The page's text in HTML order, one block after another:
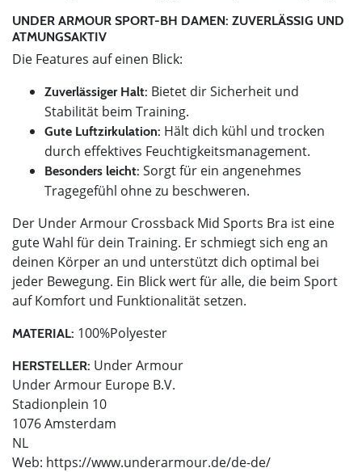
UNDER ARMOUR SPORT-BH DAMEN: ZUVERLÄSSIG UND
ATMUNGSAKTIV
Die Features auf einen Blick:
Zuverlässiger Halt: Bietet dir Sicherheit und
Stabilität beim Training.
Gute Luftzirkulation: Hält dich kühl und trocken
durch effektives Feuchtigkeitsmanagement.
Besonders leicht: Sorgt für ein angenehmes
Tragegefühl ohne zu beschweren.
Der Under Armour Crossback Mid Sports Bra ist eine
gute Wahl für dein Training. Er schmiegt sich eng an
deinen Körper an und unterstützt dich optimal bei
jeder Bewegung. Ein Blick wert für alle, die beim Sport
auf Komfort und Funktionalität setzen.
MATERIAL: 100%Polyester
HERSTELLER: Under Armour
Under Armour Europe B.V.
Stadionplein 10
1076 Amsterdam
NL
Web: https://www.underarmour.de/de-de/